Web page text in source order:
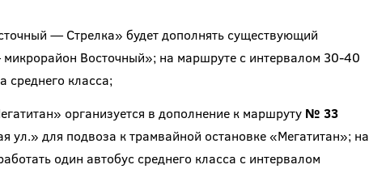
— Стрелка» будет дополнять существующий
Восточный»; на маршруте с интервалом 30-40
среднего класса;
организуется в дополнение к маршруту № 33
ул.» для подвоза к трамвайной остановке «Мегатитан»; на
один автобус среднего класса с интервалом